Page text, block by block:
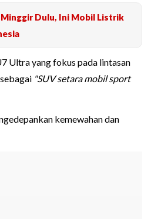
Dulu, Ini Mobil Listrik
Ultra yang fokus pada lintasan
"SUV setara mobil sport
kemewahan dan